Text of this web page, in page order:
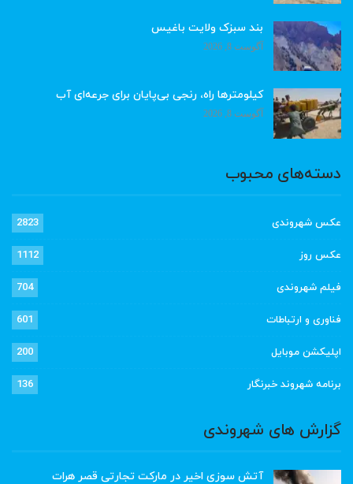
بند سبزک ولایت باغیس
آگوست 8, 2026
کیلومترها راه، رنجی بی‌پایان برای جرعه‌ای آب
آگوست 8, 2026
دسته‌های محبوب
عکس شهروندی 2823
عکس روز 1112
فیلم شهروندی 704
فناوری و ارتباطات 601
اپلیکشن موبایل 200
برنامه شهروند خبرنگار 136
گزارش های شهروندی
آتش سوزی اخیر در مارکت تجارتی قصر هرات